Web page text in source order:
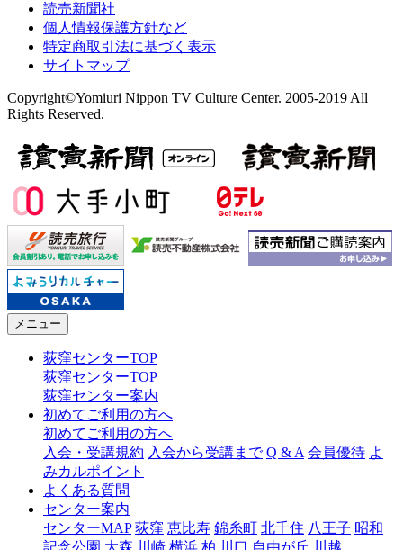
読売新聞社
個人情報保護方針など
特定商取引法に基づく表示
サイトマップ
Copyright©Yomiuri Nippon TV Culture Center. 2005-2019 All
Rights Reserved.
メニュー
荻窪センターTOP
荻窪センターTOP
荻窪センター案内
初めてご利用の方へ
初めてご利用の方へ
入会・受講規約 入会から受講まで Q & A 会員優待 よ
みカルポイント
よくある質問
センター案内
センターMAP 荻窪 恵比寿 錦糸町 北千住 八王子 昭和
記念公園 大森 川崎 横浜 柏 川口 自由が丘 川越